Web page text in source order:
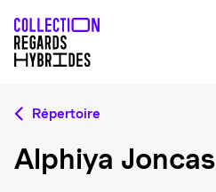
Répertoire
Alphiya Joncas